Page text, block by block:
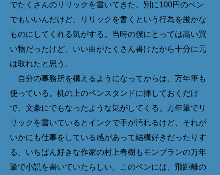
でたくさんのリリックを書いてきた。別に100円のペン
でもいいんだけど、リリックを書くという行為を厳かな
ものにしてくれる気がする。当時の僕にとっては高い買
い物だったけど、いい曲がたくさん書けたから十分に元
は取れたと思う。
自分の事務所を構えるようになってからは、万年筆も
使っている。机の上のペンスタンドに挿しておくだけ
で、文豪にでもなったような気がしてくる。万年筆でリ
リックを書いているとインクで手が汚れるけど、それが
いかにも仕事をしている感があって結構好きだったりす
る。いちばん好きな作家の村上春樹もモンブランの万年
筆で小説を書いていたらしい。このペンには、飛距離の